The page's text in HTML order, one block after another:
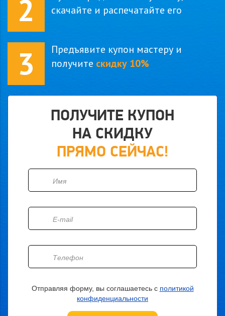
2
скачайте и распечатайте его
3
Предъявите купон мастеру и
получите скидку 10%
ПОЛУЧИТЕ КУПОН
НА СКИДКУ
ПРЯМО СЕЙЧАС!
Отправляя форму, вы соглашаетесь с политикой
конфиденциальности